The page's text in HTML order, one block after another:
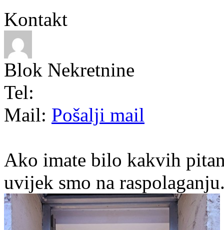
Kontakt
Blok Nekretnine
Tel:
Mail: Pošalji mail
Ako imate bilo kakvih
uvijek smo na